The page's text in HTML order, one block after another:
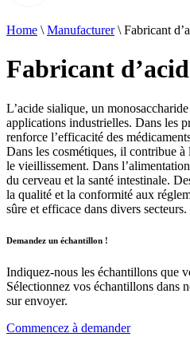
Home \ Manufacturer\ Fabricant
Fabricant
L’acide sialique, un
applications industrielles. Dans les
renforce l’efficacité des
Dans les cosmétiques, il contribue
le vieillissement. Dans
du cerveau et la santé intestinale.
la qualité et la conformité aux
sûre et efficace dans divers secteurs.
Demandez un échantillon !
Indiquez-nous les échantillons que
Sélectionnez vos échantillons dans
sur envoyer.
Commencez à demander